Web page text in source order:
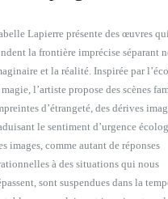
Lapierre présente des œuvres qui
la frontière imprécise séparant
et la réalité. Inspirée par
l’artiste propose des scènes
d’étrangeté, des dérives
le sentiment d’urgence
images, comme autant de réponses
à des situations qui nous
sont suspendues dans la